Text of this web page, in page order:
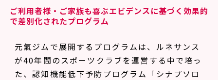
ご利用者様・ご家族も喜ぶエビデンスに基づく効果的
で差別化されたプログラム
元氣ジムで展開するプログラムは、ルネサンス
が40年間のスポーツクラブを運営する中で培っ
た、認知機能低下予防プログラム「シナプソロ